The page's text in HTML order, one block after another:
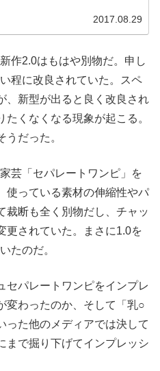
社のラインナップに存在しないウェアである
2017.08.29
作2.0はもはや別物だ。申し
程に改良されていた。スペ
、新型が出ると良く改良され
くなくなる現象が起こる。
だった。
芸「セパレートワンピ」を
使っている素材の伸縮性やパ
裁断も全く別物だし、チャッ
更されていた。まさに1.0を
たのだ。
セパレートワンピをインプレ
変わったのか、そして「乳○
った他のメディアでは決して
まで掘り下げてインプレッシ